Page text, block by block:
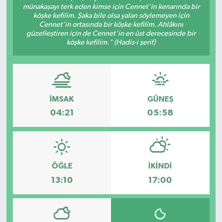
münakaşayı terk eden kimse için Cennet'in kenarında bir
köşke kefilim. Şaka bile olsa yalan söylemeyen için
Cennet'in ortasında bir köşke kefilim. Ahlâkını
güzelleştiren için de Cennet'in en üst derecesinde bir
köşke kefilim." (Hadis-i şerif)
İMSAK
04:21
GÜNEŞ
05:58
ÖĞLE
13:10
İKINDI
17:00
ÖZEL HABER